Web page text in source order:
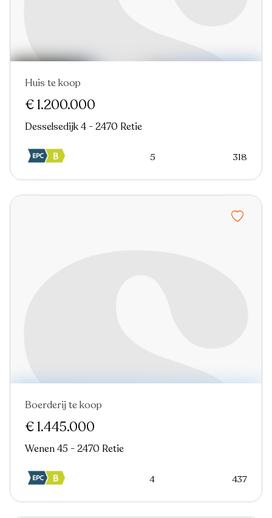
Virtual tour
Huis te koop
€ 1.200.000
Desselsedijk 4 - 2470 Retie
5 318
Boerderij te koop
€ 1.445.000
Wenen 45 - 2470 Retie
4 437